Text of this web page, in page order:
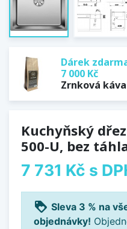
Dárek
7 000 Kč
Zrnková káva
Kuchyňský
500-U, bez
7 731 Kč s
loyalty Sleva 3 % na
objednávky!